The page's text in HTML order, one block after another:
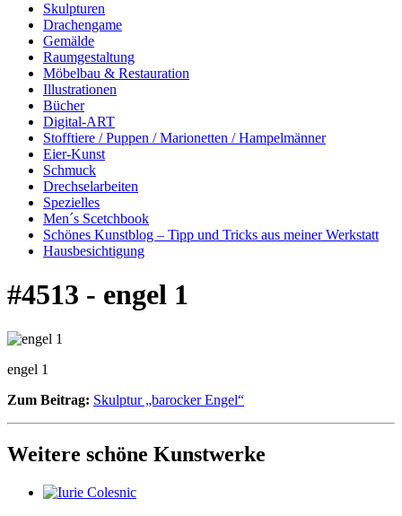
Skulpturen
Drachengame
Gemälde
Raumgestaltung
Möbelbau & Restauration
Illustrationen
Bücher
Digital-ART
Stofftiere / Puppen / Marionetten / Hampelmänner
Eier-Kunst
Schmuck
Drechselarbeiten
Spezielles
Men´s Scetchbook
Schönes Kunstblog – Tipp und Tricks aus meiner Werkstatt
Hausbesichtigung
#4513 - engel 1
engel 1
Zum Beitrag: Skulptur „barocker Engel“
Weitere schöne Kunstwerke